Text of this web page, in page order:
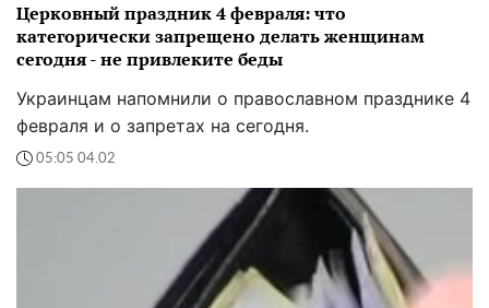
Церковный праздник 4 февраля: что
категорически запрещено делать женщинам
сегодня - не привлеките беды
Украинцам напомнили о православном празднике 4
февраля и о запретах на сегодня.
05:05 04.02